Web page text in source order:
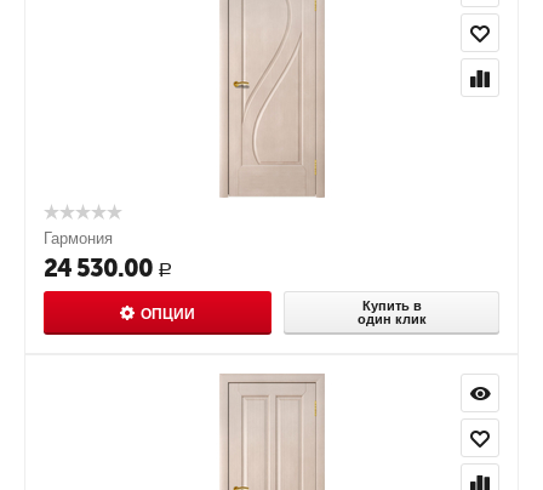
Гармония
24 530.00 Р
ОПЦИИ
Купить в
один клик